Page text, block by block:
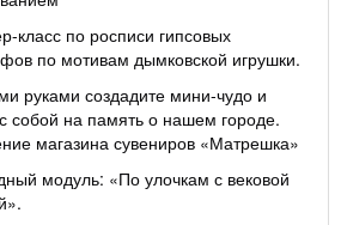
класс по росписи гипсовых
по мотивам дымковской игрушки.
руками создадите мини-чудо и
собой на память о нашем городе.
магазина сувениров «Матрешка»
модуль: «По улочкам с вековой